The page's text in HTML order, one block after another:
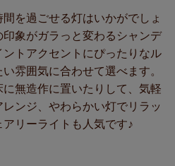
を過ごせる灯はいかがでしょ
象がガラっと変わるシャンデ
トアクセントにぴったりなル
雰囲気に合わせて選べます。
無造作に置いたりして、気軽
ンジ、やわらかい灯でリラッ
リーライトも人気です♪